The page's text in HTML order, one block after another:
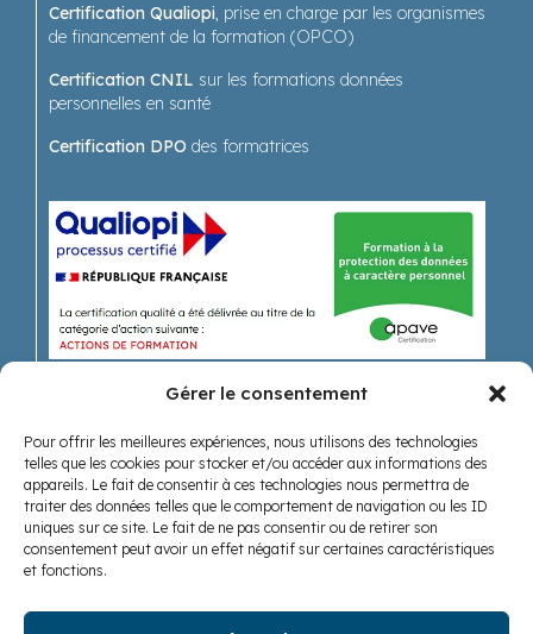
Gérer le consentement
Pour offrir les meilleures expériences, nous utilisons des technologies
telles que les cookies pour stocker et/ou accéder aux informations des
appareils. Le fait de consentir à ces technologies nous permettra de
traiter des données telles que le comportement de navigation ou les ID
uniques sur ce site. Le fait de ne pas consentir ou de retirer son
consentement peut avoir un effet négatif sur certaines caractéristiques
et fonctions.
Certification Qualiopi, prise en charge par les organismes
de financement de la formation (OPCO)
Certification CNIL sur les formations données
personnelles en santé
Certification DPO des formatrices
Recevoir nos actualités